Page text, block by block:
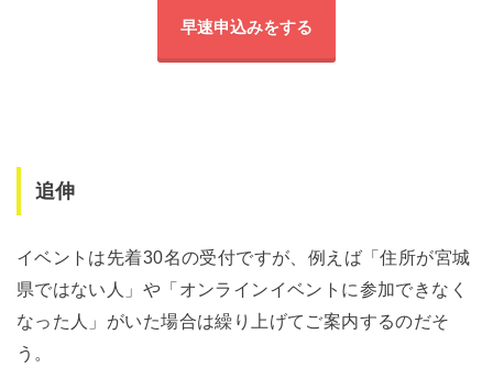
早速申込みをする
追伸
イベントは先着30名の受付ですが、例えば「住所が宮城
県ではない人」や「オンラインイベントに参加できなく
なった人」がいた場合は繰り上げてご案内するのだそ
う。